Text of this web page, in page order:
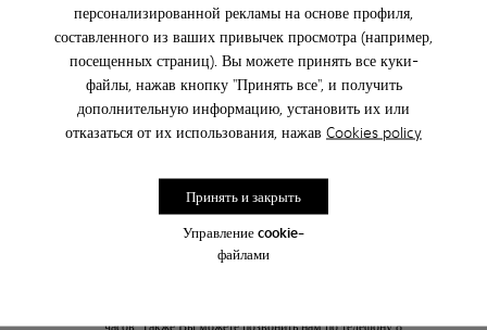
персонализированной рекламы на основе профиля,
составленного из ваших привычек просмотра (например,
посещенных страниц). Вы можете принять все куки-
файлы, нажав кнопку "Принять все", и получить
дополнительную информацию, установить их или
отказаться от их использования, нажав Cookies policy
Управление cookie-
файлами
Принять и закрыть
Став частью семьи Camper вы получите информацию о новинках,
подписаться
часов. Также Вы можете позвонить нам по телефону 8
Россия